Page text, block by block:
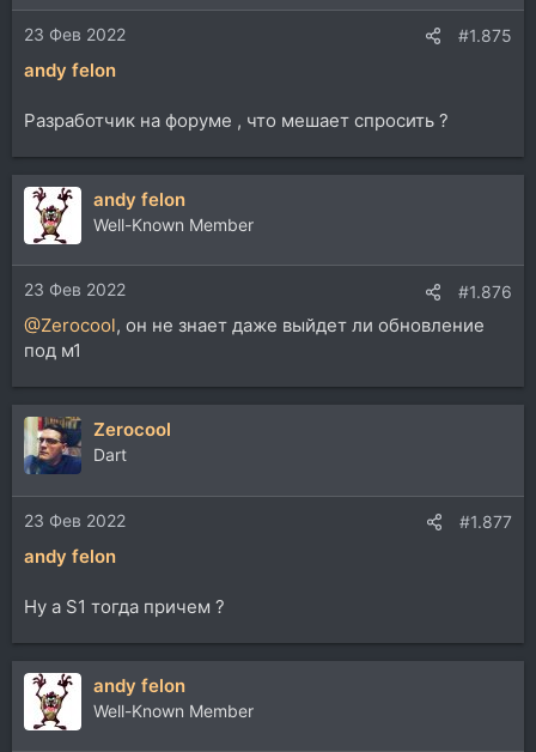
и
:23 Фев 2022 #1.875
andy felon
Разработчик на форуме , что мешает спросить ?
andy felon
Well-Known Member
23 Фев 2022 #1.876
@Zerocool, он не знает даже выйдет ли обновление
под м1
Zerocool
Dart
23 Фев 2022 #1.877
andy felon
Ну а S1 тогда причем ?
andy felon
Well-Known Member